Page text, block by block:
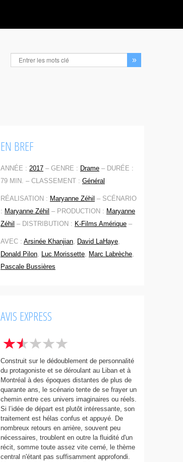
EN BREF
ANNÉE : 2017 – GENRE : Drame – DURÉE :
79 MIN. – CLASSEMENT : Général
RÉALISATION : Maryanne Zéhil – SCÉNARIO
: Maryanne Zéhil – PRODUCTION : Maryanne
Zéhil – DISTRIBUTION : K-Films Amérique –
AVEC : Arsinée Khanjian, David LaHaye,
Donald Pilon, Luc Morissette, Marc Labrèche,
Pascale Bussières
AVIS EXPRESS
Construit sur le dédoublement de personnalité
du protagoniste et se déroulant au Liban et à
Montréal à des époques distantes de plus de
quarante ans, le scénario tente de se frayer un
chemin entre ces univers imaginaires ou réels.
Si l’idée de départ est plutôt intéressante, son
traitement est hélas confus et appuyé. De
nombreux retours en arrière, souvent peu
nécessaires, troublent en outre la fluidité d'un
récit, somme toute assez vite cerné, le thème
central n'étant pas suffisamment approfondi.